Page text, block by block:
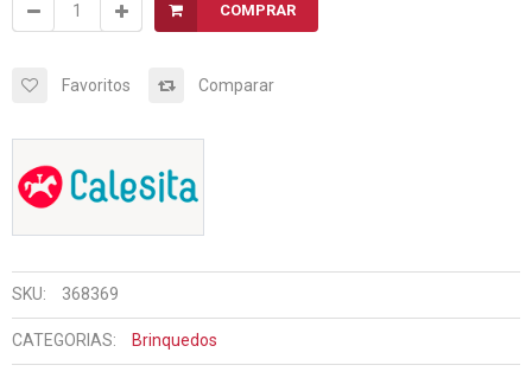
COMPRAR
Favoritos Comparar
SKU: 368369
CATEGORIAS: Brinquedos